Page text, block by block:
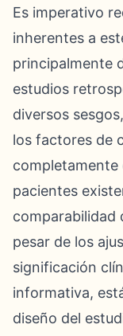
Es imperativo
inherentes a
principalmente
estudios
diversos
los factores de
completamente
pacientes
comparabilidad
pesar de los
significación
informativa,
diseño del